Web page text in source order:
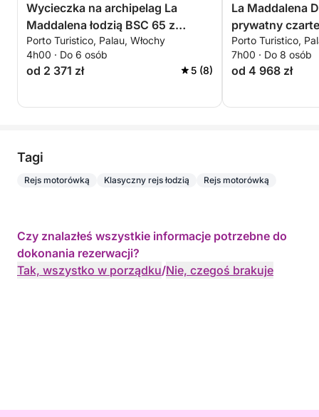
Wycieczka na archipelag La
Maddalena łodzią BSC 65 z
kierowcą (pół dnia, 4 godziny)
Porto Turistico, Palau, Włochy
4h00 · Do 6 osób
od 2 371 zł 5 (8)
La Maddalena
prywatny
Porto Turistico,
7h00 · Do 8 osób
od 4 968 zł
Tagi
Rejs motorówką Klasyczny rejs łodzią Rejs motorówką
Czy znalazłeś wszystkie informacje potrzebne do
dokonania rezerwacji?
Tak, wszystko w porządku/Nie, czegoś brakuje